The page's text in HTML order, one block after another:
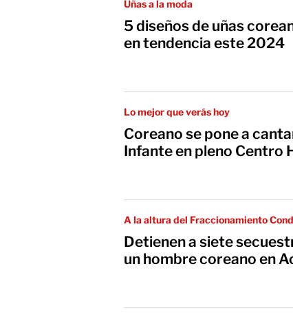
Uñas a la moda
5 diseños de uñas
en tendencia este 2024
Lo mejor que verás hoy
Coreano se pone a
Infante en pleno Centro
A la altura del Fraccionamiento
Detienen a siete
un hombre coreano en